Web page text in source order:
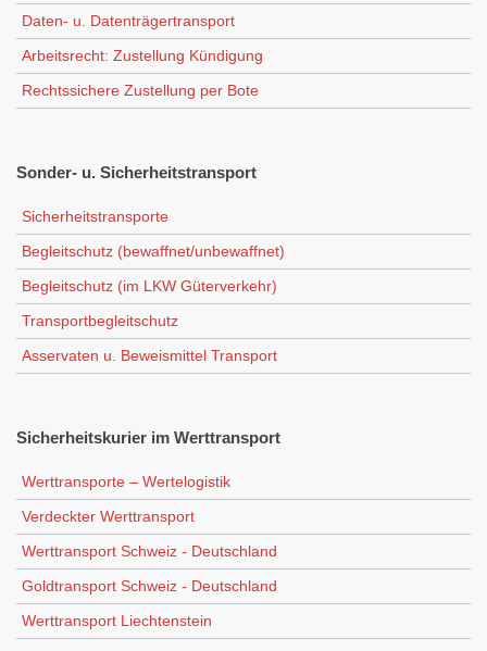
Daten- u. Datenträgertransport
Arbeitsrecht: Zustellung Kündigung
Rechtssichere Zustellung per Bote
Sonder- u. Sicherheitstransport
Sicherheitstransporte
Begleitschutz (bewaffnet/unbewaffnet)
Begleitschutz (im LKW Güterverkehr)
Transportbegleitschutz
Asservaten u. Beweismittel Transport
Sicherheitskurier im Werttransport
Werttransporte – Wertelogistik
Verdeckter Werttransport
Werttransport Schweiz - Deutschland
Goldtransport Schweiz - Deutschland
Werttransport Liechtenstein